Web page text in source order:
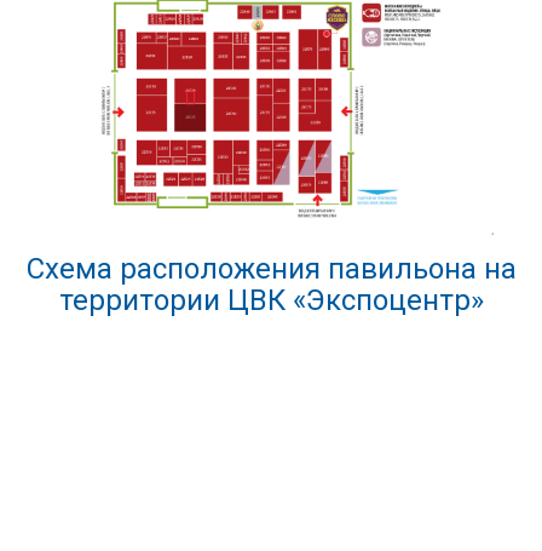
Схема расположения павильона на
территории ЦВК «Экспоцентр»